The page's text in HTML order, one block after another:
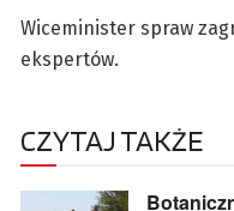
Wiceminister spraw
ekspertów.
CZYTAJ TAKŻE